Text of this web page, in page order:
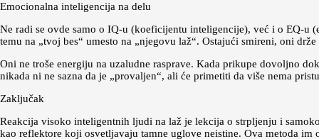
Emocionalna inteligencija na delu
Ne radi se ovde samo o IQ-u (koeficijentu inteligencije), već i o EQ-u
temu na „tvoj bes“ umesto na „njegovu laž“. Ostajući smireni, oni
Oni ne troše energiju na uzaludne rasprave. Kada prikupe dovoljno
nikada ni ne sazna da je „provaljen“, ali će primetiti da više nema
Zaključak
Reakcija visoko inteligentnih ljudi na laž je lekcija o strpljenju i
kao reflektore koji osvetljavaju tamne uglove neistine. Ova metoda